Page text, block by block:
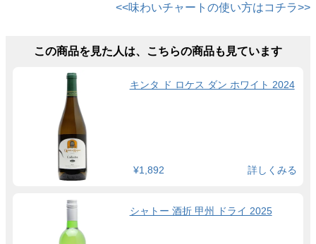
<<味わいチャートの使い方はコチラ>>
この商品を見た人は、こちらの商品も見ています
キンタ ド ロケス ダン ホワイト 2024
¥1,892 詳しくみる
シャトー 酒折 甲州 ドライ 2025